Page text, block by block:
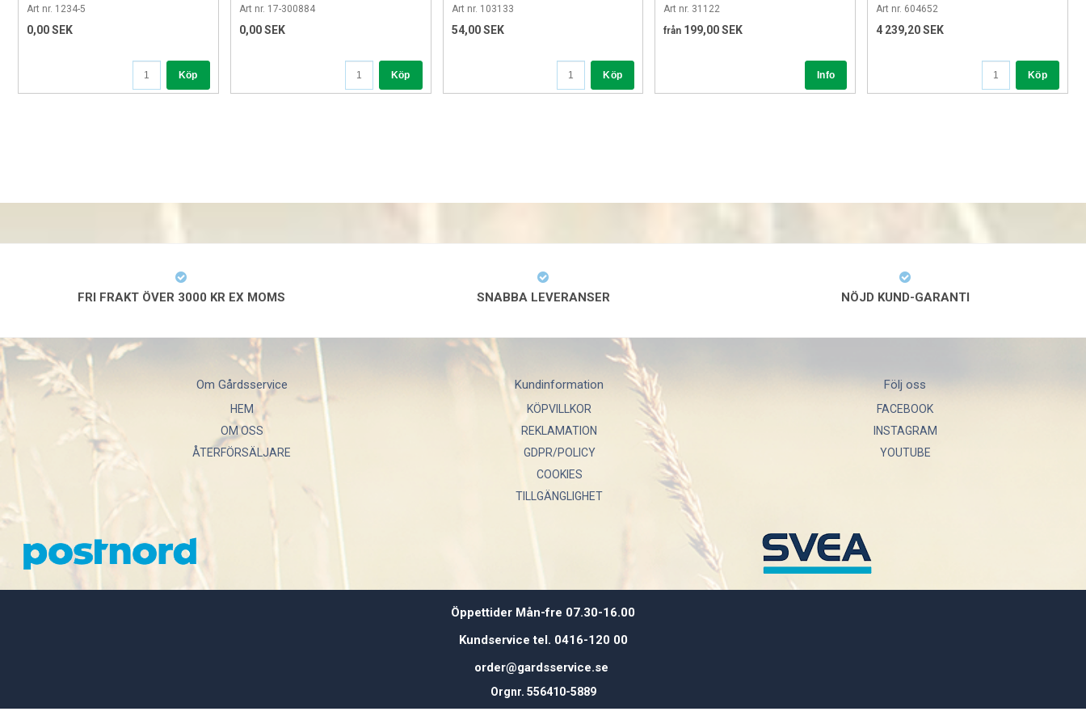
Art nr. 1234-5
0,00 SEK
Köp
Art nr. 17-300884
0,00 SEK
Köp
Art nr. 103133
54,00 SEK
Köp
Art nr. 31122
från 199,00 SEK
Art nr. 604652
4 239,20 SEK
Köp
FRI FRAKT ÖVER 3000 KR EX MOMS SNABBA LEVERANSER NÖJD KUND-GARANTI
Om Gårdsservice
HEM
OM OSS
ÅTERFÖRSÄLJARE
Kundinformation
KÖPVILLKOR
REKLAMATION
GDPR/POLICY
COOKIES
TILLGÄNGLIGHET
Följ oss
FACEBOOK
INSTAGRAM
YOUTUBE
Öppettider Mån-fre 07.30-16.00
Kundservice tel. 0416-120 00
order@gardsservice.se
Orgnr. 556410-5889